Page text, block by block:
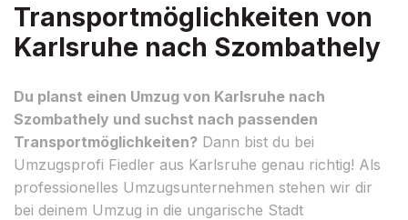
Transportmöglichkeiten von
Karlsruhe nach Szombathely
Du planst einen Umzug von Karlsruhe nach
Szombathely und suchst nach passenden
Transportmöglichkeiten? Dann bist du bei
Umzugsprofi Fiedler aus Karlsruhe genau richtig! Als
professionelles Umzugsunternehmen stehen wir dir
bei deinem Umzug in die ungarische Stadt